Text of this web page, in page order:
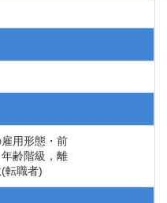
用形態・前
齢階級，離
転職者)